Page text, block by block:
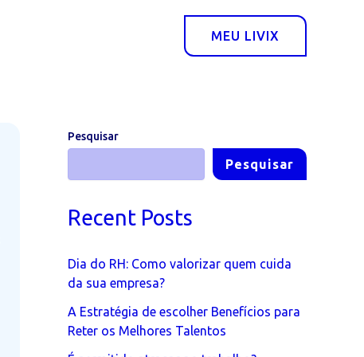
MEU LIVIX
Pesquisar
Pesquisar
Recent Posts
Dia do RH: Como valorizar quem cuida
da sua empresa?
A Estratégia de escolher Benefícios para
Reter os Melhores Talentos